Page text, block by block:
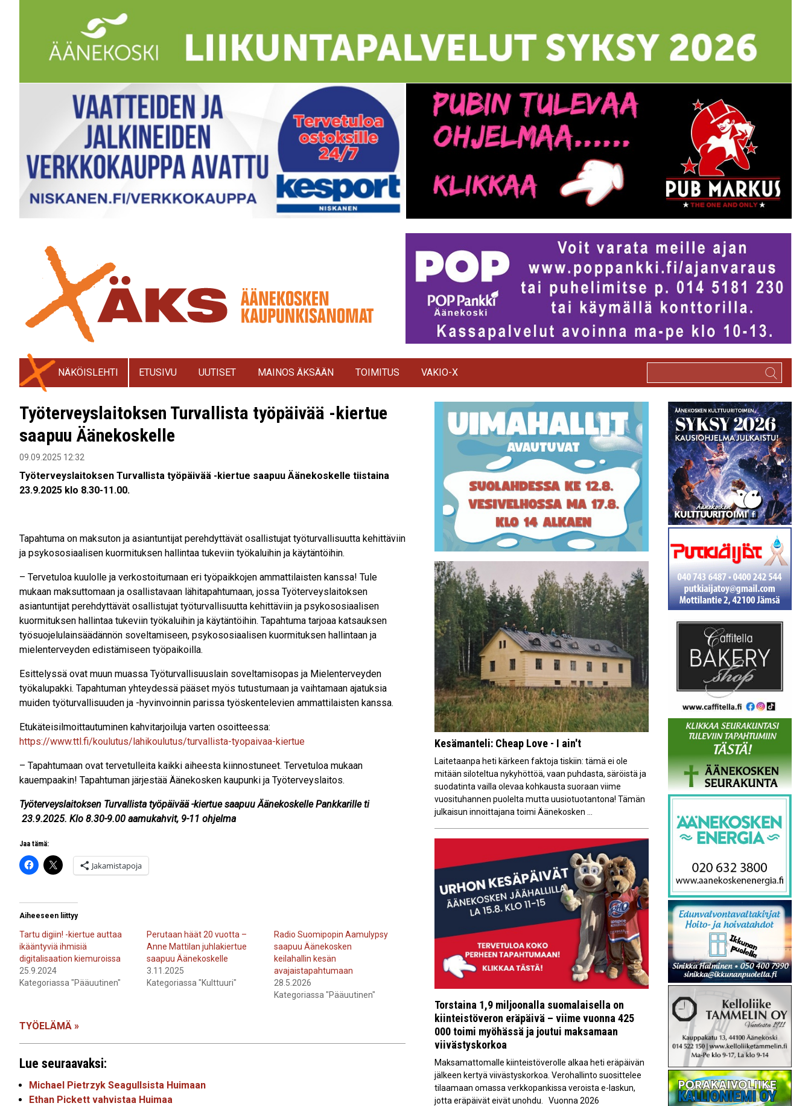
NÄKÖISLEHTI ETUSIVU UUTISET MAINOS ÄKSÄÄN TOIMITUS VAKIO-X
Työterveyslaitoksen Turvallista työpäivää -kiertue
saapuu Äänekoskelle
09.09.2025 12:32
Työterveyslaitoksen Turvallista työpäivää -kiertue saapuu Äänekoskelle tiistaina
23.9.2025 klo 8.30-11.00.
Tapahtuma on maksuton ja asiantuntijat perehdyttävät osallistujat työturvallisuutta kehittäviin
ja psykososiaalisen kuormituksen hallintaa tukeviin työkaluihin ja käytäntöihin.
– Tervetuloa kuulolle ja verkostoitumaan eri työpaikkojen ammattilaisten kanssa! Tule
mukaan maksuttomaan ja osallistavaan lähitapahtumaan, jossa Työterveyslaitoksen
asiantuntijat perehdyttävät osallistujat työturvallisuutta kehittäviin ja psykososiaalisen
kuormituksen hallintaa tukeviin työkaluihin ja käytäntöihin. Tapahtuma tarjoaa katsauksen
työsuojelulainsäädännön soveltamiseen, psykososiaalisen kuormituksen hallintaan ja
mielenterveyden edistämiseen työpaikoilla.
Esittelyssä ovat muun muassa Työturvallisuuslain soveltamisopas ja Mielenterveyden
työkalupakki. Tapahtuman yhteydessä pääset myös tutustumaan ja vaihtamaan ajatuksia
muiden työturvallisuuden ja -hyvinvoinnin parissa työskentelevien ammattilaisten kanssa.
Etukäteisilmoittautuminen kahvitarjoiluja varten osoitteessa:
https://www.ttl.fi/koulutus/lahikoulutus/turvallista-tyopaivaa-kiertue
– Tapahtumaan ovat tervetulleita kaikki aiheesta kiinnostuneet. Tervetuloa mukaan
kauempaakin! Tapahtuman järjestää Äänekosken kaupunki ja Työterveyslaitos.
Työterveyslaitoksen Turvallista työpäivää -kiertue saapuu Äänekoskelle Pankkarille ti
23.9.2025. Klo 8.30-9.00 aamukahvit, 9-11 ohjelma
Jaa tämä:
Jakamistapoja
Aiheeseen liittyy
Tartu digiin! -kiertue auttaa
ikääntyviä ihmisiä
digitalisaation kiemuroissa
25.9.2024
Kategoriassa "Pääuutinen"
Perutaan häät 20 vuotta –
Anne Mattilan juhlakiertue
saapuu Äänekoskelle
3.11.2025
Kategoriassa "Kulttuuri"
Radio Suomipopin Aamulypsy
saapuu Äänekosken
keilahallin kesän
avajaistapahtumaan
28.5.2026
Kategoriassa "Pääuutinen"
TYÖELÄMÄ »
Lue seuraavaksi:
Michael Pietrzyk Seagullsista Huimaan
Ethan Pickett vahvistaa Huimaa
Kesämanteli: Cheap Love - I ain't
Laitetaanpa heti kärkeen faktoja tiskiin: tämä ei ole
mitään siloteltua nykyhöttöä, vaan puhdasta, säröistä ja
suodatinta vailla olevaa kohkausta suoraan viime
vuosituhannen puolelta mutta uusiotuotantona! Tämän
julkaisun innoittajana toimi Äänekosken ...
Torstaina 1,9 miljoonalla suomalaisella on
kiinteistöveron eräpäivä – viime vuonna 425
000 toimi myöhässä ja joutui maksamaan
viivästyskorkoa
Maksamattomalle kiinteistöverolle alkaa heti eräpäivän
jälkeen kertyä viivästyskorkoa. Verohallinto suosittelee
tilaamaan omassa verkkopankissa veroista e-laskun,
jotta eräpäivät eivät unohdu. Vuonna 2026